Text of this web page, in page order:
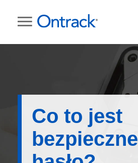
Co to jest
bezpieczne